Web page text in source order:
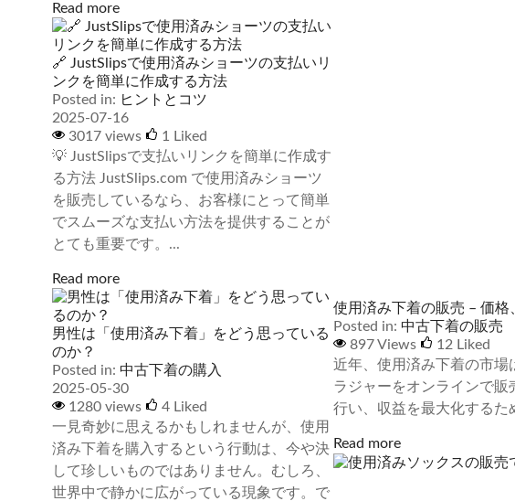
Read more
🔗 JustSlipsで使用済みショーツの支払いリ
ンクを簡単に作成する方法
Posted in: ヒントとコツ
2025-07-16
3017 views
1
Liked
💡 JustSlipsで支払いリンクを簡単に作成す
る方法 JustSlips.com で使用済みショーツ
を販売しているなら、お客様にとって簡単
でスムーズな支払い方法を提供することが
とても重要です。...
Read more
男性は「使用済み下着」をどう思っている
のか？
Posted in: 中古下着の購入
2025-05-30
1280 views
4 Liked
一見奇妙に思えるかもしれませんが、使用
済み下着を購入するという行動は、今や決
して珍しいものではありません。むしろ、
世界中で静かに広がっている現象です。で
使用済み下着の販売 – 価格
Posted in: 中古下着の販売
897 Views
12 Liked
近年、使用済み下着の市場
ラジャーをオンラインで
行い、収益を最大化するた
Read more